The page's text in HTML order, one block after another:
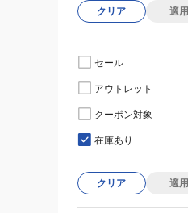
クリア 適用
セール
アウトレット
クーポン対象
在庫あり
クリア 適用